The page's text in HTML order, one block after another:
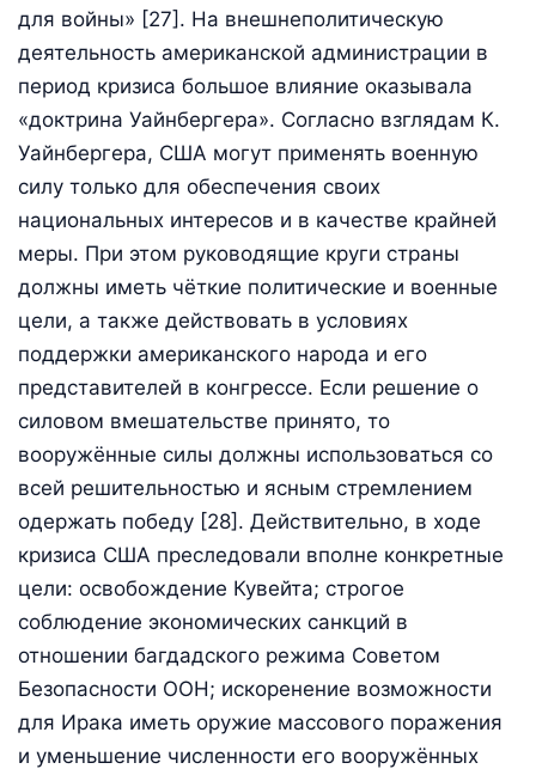
для войны» [27]. На внешнеполитическую
деятельность американской администрации в
период кризиса большое влияние оказывала
«доктрина Уайнбергера». Согласно взглядам К.
Уайнбергера, США могут применять военную
силу только для обеспечения своих
национальных интересов и в качестве крайней
меры. При этом руководящие круги страны
должны иметь чёткие политические и военные
цели, а также действовать в условиях
поддержки американского народа и его
представителей в конгрессе. Если решение о
силовом вмешательстве принято, то
вооружённые силы должны использоваться со
всей решительностью и ясным стремлением
одержать победу [28]. Действительно, в ходе
кризиса США преследовали вполне конкретные
цели: освобождение Кувейта; строгое
соблюдение экономических санкций в
отношении багдадского режима Советом
Безопасности ООН; искоренение возможности
для Ирака иметь оружие массового поражения
и уменьшение численности его вооружённых